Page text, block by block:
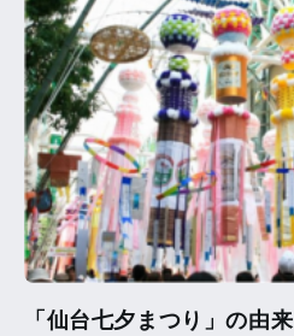
「仙台七夕まつり」の由来